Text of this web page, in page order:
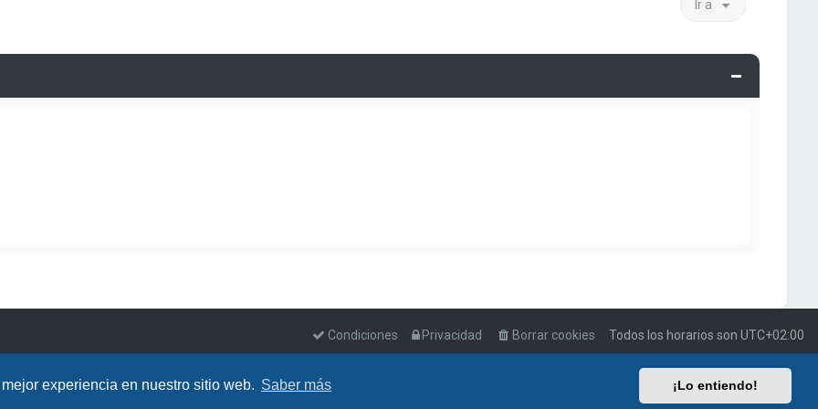
experiencia en nuestro sitio web. Saber más ¡Lo entiendo!
Ir a
Todos los horarios son UTC+02:00
Borrar cookies
Privacidad
Condiciones